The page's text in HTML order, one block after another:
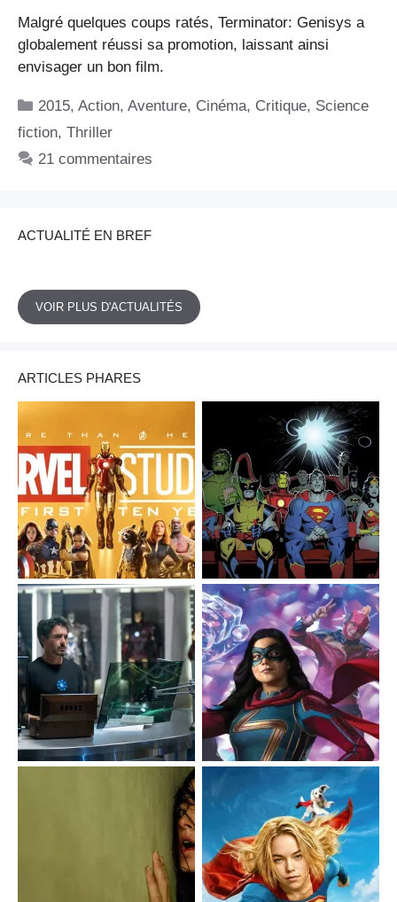
Malgré quelques coups ratés, Terminator: Genisys a
globalement réussi sa promotion, laissant ainsi
envisager un bon film.
Catégories
2015,Action,Aventure, Cinéma, Critique, Science
fiction, Thriller
21 commentaires
ACTUALITÉ EN BREF
VOIR PLUS D'ACTUALITÉS
ARTICLES PHARES